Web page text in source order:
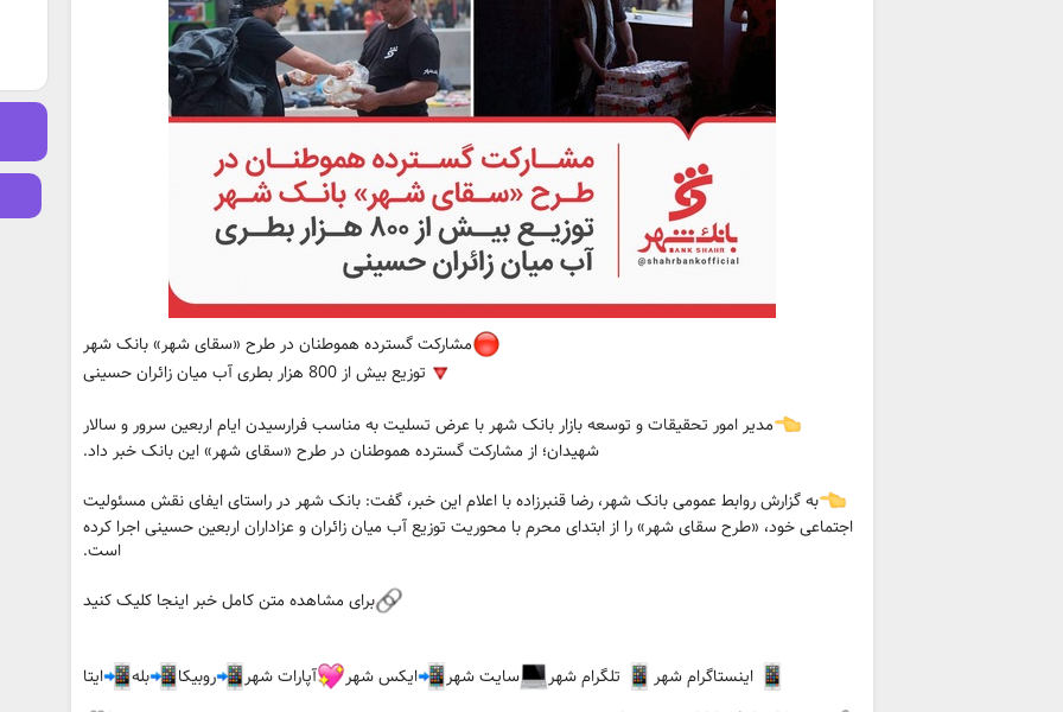
مشارکت گسترده هموطنان در طرح «سقای شهر» بانک شهر
توزیع بیش از 800 هزار بطری آب میان زائران حسینی
مدیر امور تحقیقات و توسعه بازار بانک شهر با عرض تسلیت به مناسب فرارسیدن ایام اربعین سرور و سالار
شهیدان؛ از مشارکت گسترده هموطنان در طرح «سقای شهر» این بانک خبر داد.
به گزارش روابط عمومی بانک شهر، رضا قنبرزاده با اعلام این خبر، گفت: بانک شهر در راستای ایفای نقش مسئولیت
اجتماعی خود، «طرح سقای شهر» را از ابتدای محرم با محوریت توزیع آب میان زائران و عزاداران اربعین حسینی اجرا کرده
است.
برای مشاهده متن کامل خبر اینجا کلیک کنید
اینستاگرام شهر تلگرام شهر سایت شهر ایکس شهر آپارات شهر روبیکا بله
ایتا